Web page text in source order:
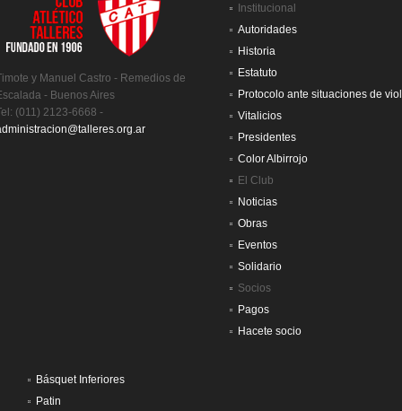
y Manuel Castro - Remedios de
- Buenos Aires
(011) 2123-6668 -
Institucional
Autoridades
Historia
Estatuto
Protocolo ante situaciones de
Vitalicios
Presidentes
Color Albirrojo
El Club
Noticias
Obras
Eventos
Solidario
Socios
Pagos
Hacete socio
Básquet Inferiores
Patin